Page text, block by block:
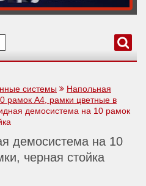
системы
Напольная
рамок А4, рамки цветные в
демосистема на 10 рамок
демосистема на 10
черная стойка